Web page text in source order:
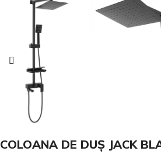
COLOANA DE DUȘ JACK